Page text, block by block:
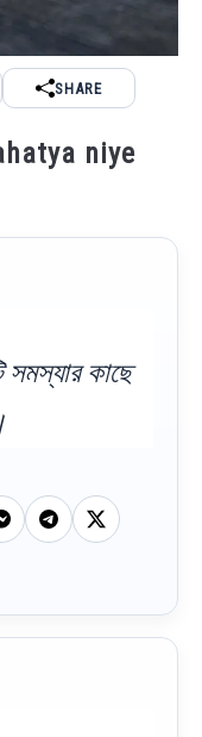
SHARE
niye
কাছে